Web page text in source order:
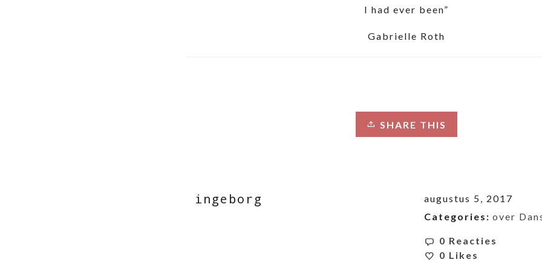
I had ever been”
Gabrielle Roth
SHARE THIS
ingeborg
augustus 5, 2017
Categories: over
0 Reacties
0 Likes